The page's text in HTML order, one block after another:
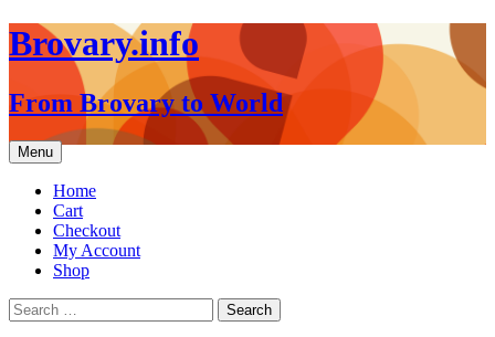
Brovary.info
From Brovary to World
Menu Skip
to
content
Home
Cart
Checkout
My Account
Shop
Search
for: